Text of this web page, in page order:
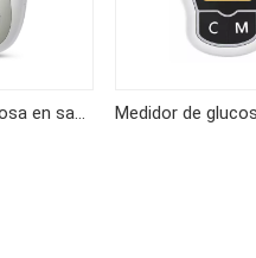
Medidor de glucosa en sangre KF-B06